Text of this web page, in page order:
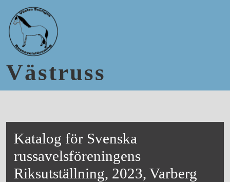
Västruss
Katalog för Svenska
russavelsföreningens
Riksutställning, 2023, Varberg